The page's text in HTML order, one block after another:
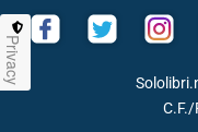
Privacy